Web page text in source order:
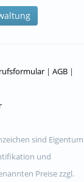
| AGB |
sind Eigentum
und
Preise zzgl.